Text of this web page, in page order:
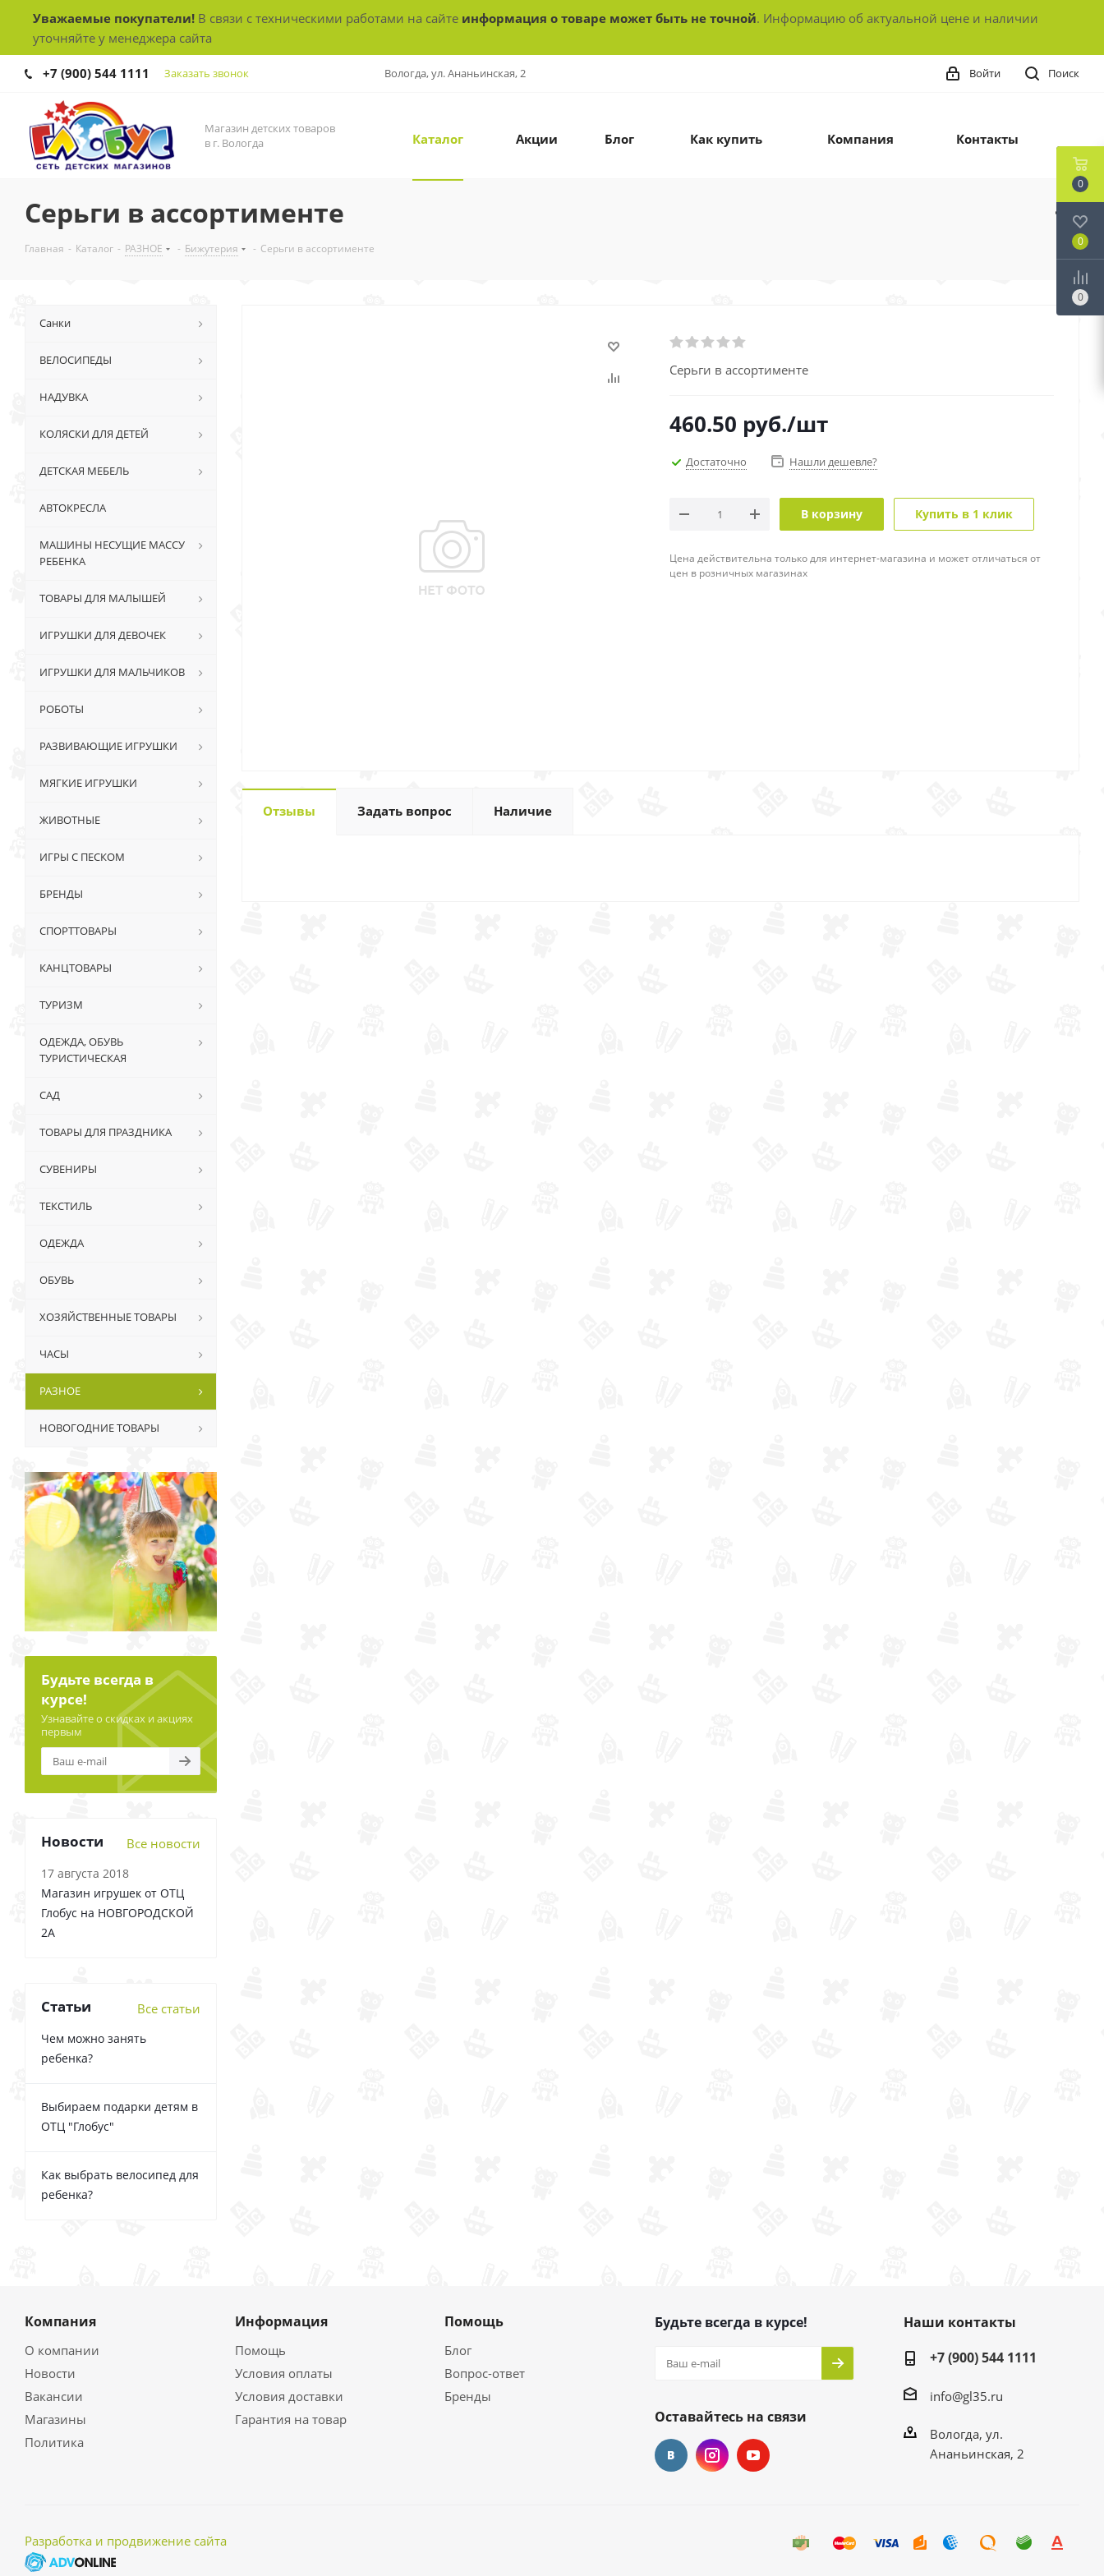
Уважаемые покупатели! В связи с техническими работами на сайте информация о товаре может быть не точной. Информацию об актуальной цене и наличии
уточняйте у менеджера сайта
+7 (900) 544 1111 Заказать звонок Вологда, ул. Ананьинская, 2 Поиск
Войти
Магазин детских товаров
в г. Вологда
Каталог Акции Блог Как купить Компания Контакты
Серьги в ассортименте
Главная - Каталог - РАЗНОЕ - Бижутерия - Серьги в ассортименте
Серьги в ассортименте
460.50 руб./шт
Достаточно Нашли дешевле?
В корзину Купить в 1 клик
Цена действительна только для интернет-магазина и может отличаться от
цен в розничных магазинах
Отзывы Задать вопрос Наличие
Санки
ВЕЛОСИПЕДЫ
НАДУВКА
КОЛЯСКИ ДЛЯ ДЕТЕЙ
ДЕТСКАЯ МЕБЕЛЬ
АВТОКРЕСЛА
МАШИНЫ НЕСУЩИЕ МАССУ
РЕБЕНКА
ТОВАРЫ ДЛЯ МАЛЫШЕЙ
ИГРУШКИ ДЛЯ ДЕВОЧЕК
ИГРУШКИ ДЛЯ МАЛЬЧИКОВ
РОБОТЫ
РАЗВИВАЮЩИЕ ИГРУШКИ
МЯГКИЕ ИГРУШКИ
ЖИВОТНЫЕ
ИГРЫ С ПЕСКОМ
БРЕНДЫ
СПОРТТОВАРЫ
КАНЦТОВАРЫ
ТУРИЗМ
ОДЕЖДА, ОБУВЬ
ТУРИСТИЧЕСКАЯ
САД
ТОВАРЫ ДЛЯ ПРАЗДНИКА
СУВЕНИРЫ
ТЕКСТИЛЬ
ОДЕЖДА
ОБУВЬ
ХОЗЯЙСТВЕННЫЕ ТОВАРЫ
ЧАСЫ
РАЗНОЕ
НОВОГОДНИЕ ТОВАРЫ
Будьте всегда в
курсе!
Узнавайте о скидках и акциях
первым
Новости Все новости
17 августа 2018
Магазин игрушек от ОТЦ
Глобус на НОВГОРОДСКОЙ
2А
Статьи Все статьи
Чем можно занять
ребенка?
Выбираем подарки детям в
ОТЦ "Глобус"
Как выбрать велосипед для
ребенка?
Компания
О компании
Новости
Вакансии
Магазины
Политика
Информация
Помощь
Условия оплаты
Условия доставки
Гарантия на товар
Помощь
Блог
Вопрос-ответ
Бренды
Будьте всегда в курсе!
Оставайтесь на связи
Наши контакты
+7 (900) 544 1111
info@gl35.ru
Вологда, ул.
Ананьинская, 2
Разработка и продвижение сайта
0
0
0